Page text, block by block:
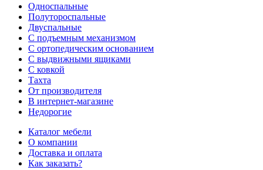
Односпальные
Полутороспальные
Двуспальные
С подъемным механизмом
С ортопедическим основанием
С выдвижными ящиками
С ковкой
Тахта
От производителя
В интернет-магазине
Недорогие
Каталог мебели
О компании
Доставка и оплата
Как заказать?